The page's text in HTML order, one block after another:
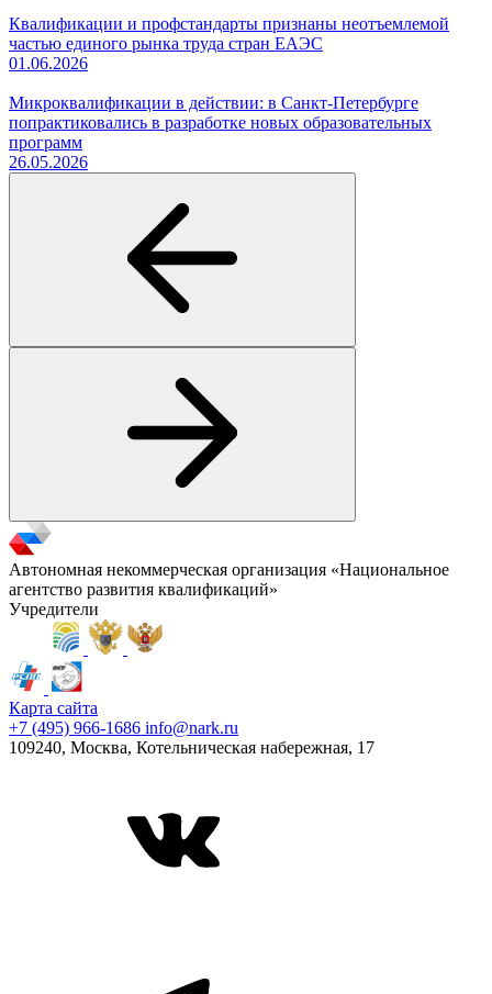
Квалификации и профстандарты признаны неотъемлемой
частью единого рынка труда стран ЕАЭС
01.06.2026
Микроквалификации в действии: в Санкт-Петербурге
попрактиковались в разработке новых образовательных
программ
26.05.2026
Автономная некоммерческая организация «Национальное
агентство развития квалификаций»
Учредители
Карта сайта
+7 (495) 966-1686 info@nark.ru
109240, Москва, Котельническая набережная, 17